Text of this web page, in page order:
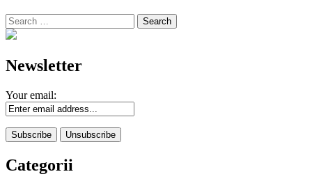
Search
for:
Newsletter
Your email:
Categorii